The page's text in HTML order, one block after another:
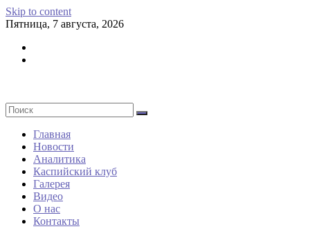
Skip to content
Пятница, 7 августа, 2026
Главная
Новости
Аналитика
Каспийский клуб
Галерея
Видео
О нас
Контакты